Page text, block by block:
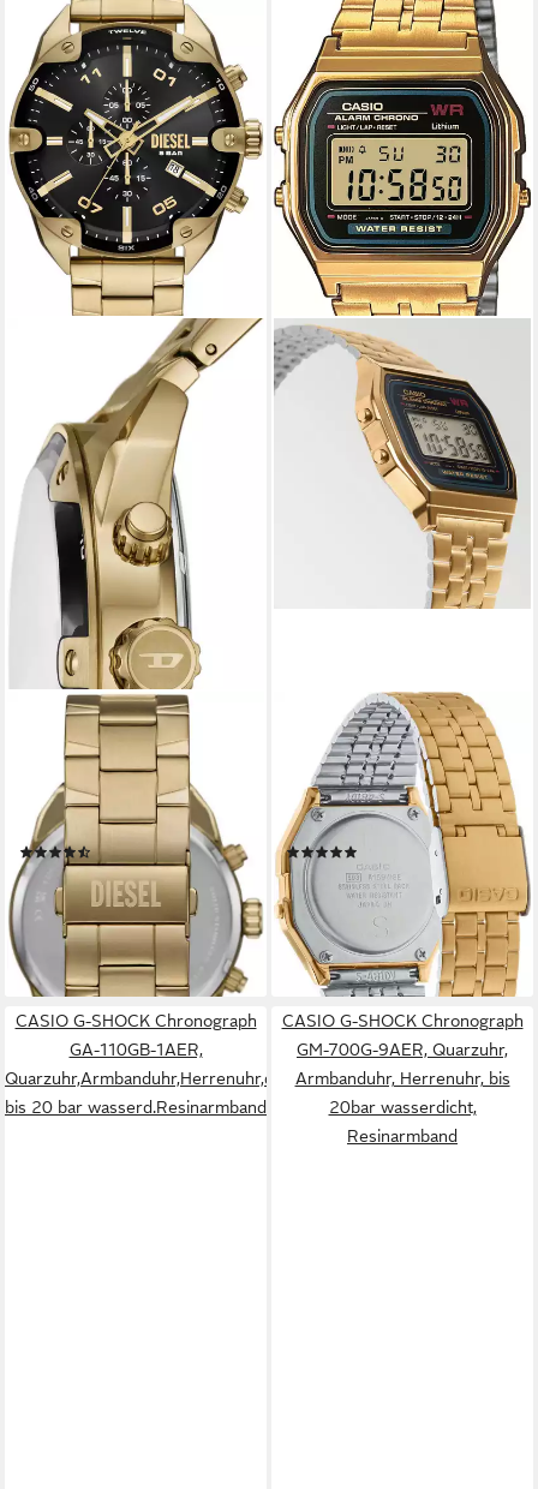
DIESEL
Chronograph Spiked DZ4678,
Quarzuhr, Armbanduhr,
Herrenuhr, Edelstahlarmband,
Stoppfunktion
(18)
252,94 € UVP299,00 €
-15%
lieferbar - in 1-2 Werktagen bei dir
CASIO VINTAGE
Chronograph A159WGEA-
1EF, Quarzuhr, Armbanduhr,
Damen, Herren, digital, retro,
Stoppfunktion
49,72 € UVP64,90 €
-23%
lieferbar - in 1-2 Werktagen bei dir
CASIO G-SHOCK Chronograph
GA-110GB-1AER,
Quarzuhr,Armbanduhr,Herrenuhr,digital,
bis 20 bar wasserd.Resinarmband
CASIO G-SHOCK Chronograph
GM-700G-9AER, Quarzuhr,
Armbanduhr, Herrenuhr, bis
20bar wasserdicht,
Resinarmband